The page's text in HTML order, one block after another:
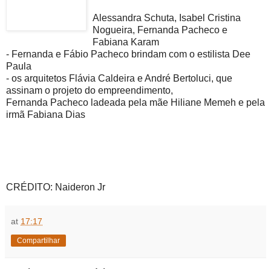
Alessandra Schuta, Isabel Cristina
Nogueira, Fernanda Pacheco e
Fabiana Karam
- Fernanda e Fábio Pacheco brindam com o estilista Dee
Paula
- os arquitetos Flávia Caldeira e André Bertoluci, que
assinam o projeto do empreendimento,
Fernanda Pacheco ladeada pela mãe Hiliane Memeh e pela
irmã Fabiana Dias
CRÉDITO: Naideron Jr
at 17:17
Compartilhar